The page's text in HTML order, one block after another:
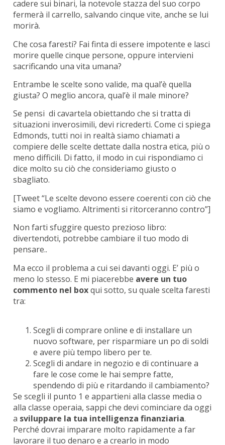
cadere sui binari, la notevole stazza del suo corpo
fermerà il carrello, salvando cinque vite, anche se lui
morirà.
Che cosa faresti? Fai finta di essere impotente e lasci
morire quelle cinque persone, oppure intervieni
sacrificando una vita umana?
Entrambe le scelte sono valide, ma qual’è quella
giusta? O meglio ancora, qual’è il male minore?
Se pensi di cavartela obiettando che si tratta di
situazioni inverosimili, devi ricrederti. Come ci spiega
Edmonds, tutti noi in realtà siamo chiamati a
compiere delle scelte dettate dalla nostra etica, più o
meno difficili. Di fatto, il modo in cui rispondiamo ci
dice molto su ciò che consideriamo giusto o
sbagliato.
[Tweet “Le scelte devono essere coerenti con ciò che
siamo e vogliamo. Altrimenti si ritorceranno contro”]
Non farti sfuggire questo prezioso libro:
divertendoti, potrebbe cambiare il tuo modo di
pensare..
Ma ecco il problema a cui sei davanti oggi. E’ più o
meno lo stesso. E mi piacerebbe avere un tuo
commento nel boxqui sotto, su quale scelta faresti
tra:
Scegli di comprare online e di installare un
nuovo software, per risparmiare un po di soldi
e avere più tempo libero per te.
Scegli di andare in negozio e di continuare a
fare le cose come le hai sempre fatte,
spendendo di più e ritardando il cambiamento?
Se scegli il punto 1 e appartieni alla classe media o
alla classe operaia, sappi che devi cominciare da oggi
a sviluppare la tua intelligenza finanziaria.
Perché dovrai imparare molto rapidamente a far
lavorare il tuo denaro e a crearlo in modo